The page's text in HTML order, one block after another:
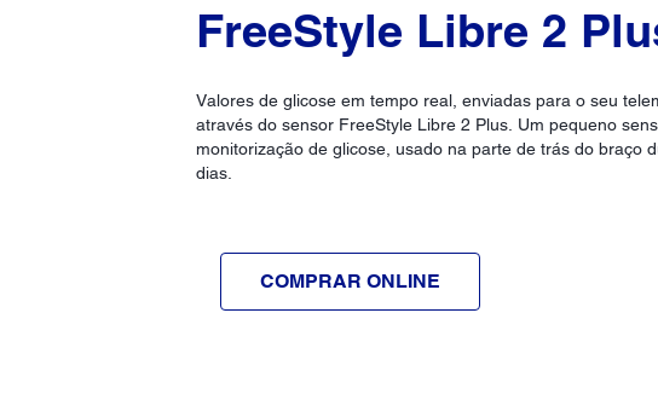
FreeStyle Libre 2
Valores de glicose em tempo real, enviadas para o seu
através do sensor FreeStyle Libre 2 Plus. Um pequeno
monitorização de glicose, usado na parte de trás do braço
dias.
COMPRAR ONLINE